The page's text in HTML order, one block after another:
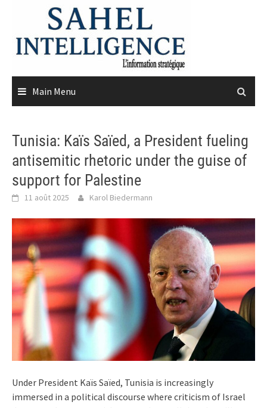
content
Main Menu
Tunisia: Kaïs Saïed, a President fueling
antisemitic rhetoric under the guise of
support for Palestine
11 août 2025 Karol Biedermann
Under President Kaïs Saïed, Tunisia is increasingly
immersed in a political discourse where criticism of Israel